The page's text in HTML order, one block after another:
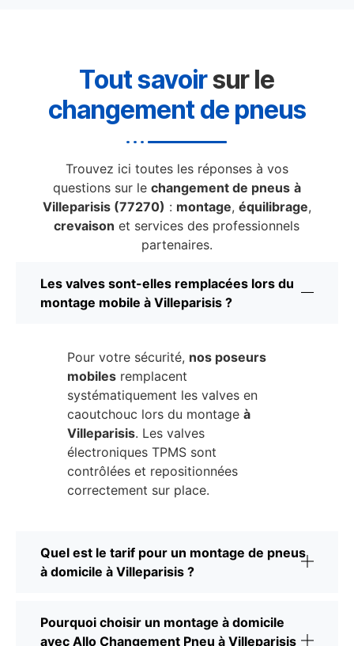
Tout savoirsur le
changement de pneus
Trouvez ici toutes les réponses à vos
questions sur le changement de pneus à
Villeparisis (77270) : montage, équilibrage,
crevaison et services des professionnels
partenaires.
Les valves sont-elles remplacées lors du
montage mobile à Villeparisis ?
Pour votre sécurité, nos poseurs
mobiles remplacent
systématiquement les valves en
caoutchouc lors du montage à
Villeparisis. Les valves
électroniques TPMS sont
contrôlées et repositionnées
correctement sur place.
Quel est le tarif pour un montage de pneus
à domicile à Villeparisis ?
Pourquoi choisir un montage à domicile
avec Allo Changement Pneu à Villeparisis